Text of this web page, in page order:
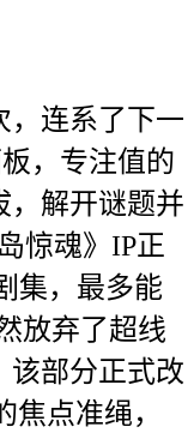
连系了下一
，专注值的
，解开谜题并
惊魂》IP正
集，最多能
放弃了超线
该部分正式改
点准绳，